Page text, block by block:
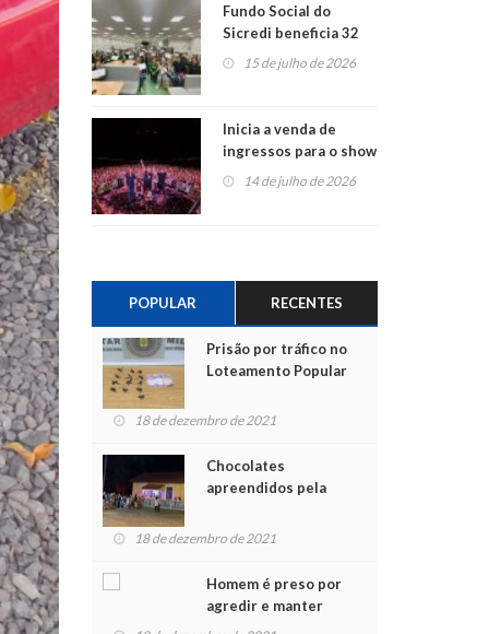
Fundo Social do
Sicredi beneficia 32
projetos em
Montenegro
15 de julho de 2026
Inicia a venda de
ingressos para o show
do Jota Quest nos 45
14 de julho de 2026
POPULAR RECENTES
Prisão por tráfico no
Loteamento Popular
18 de dezembro de 2021
Chocolates
apreendidos pela
para crianças na
18 de dezembro de 2021
Homem é preso por
agredir e manter
mulher em cárcere